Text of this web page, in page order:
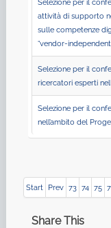
Selezione per il
attività di supporto
sulle competenze
“vendor-
Selezione per il
ricercatori esperti
Selezione per il
nell’ambito del
Start Prev 73 74 75
Share This